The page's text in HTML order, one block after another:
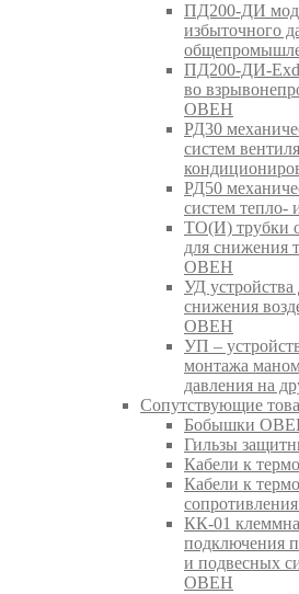
ПД200-ДИ
избыточного
ПД200-ДИ-Exd
во
ОВЕН
РД30
систем
РД50
систем
ТО(И) трубки
для снижения
ОВЕН
УД
снижения
ОВЕН
УП –
монтажа
давления на
Сопутствующие
Бобышки
Гильзы
Кабели к
Кабели к
КК-01
подключения
и подвесных
ОВЕН